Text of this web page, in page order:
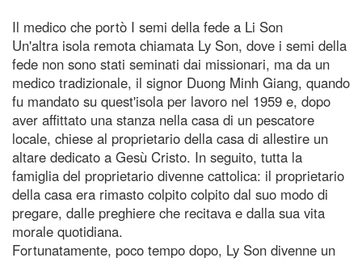
Il medico che portò I semi della fede a Li Son
Un'altra isola remota chiamata Ly Son, dove i semi della
fede non sono stati seminati dai missionari, ma da un
medico tradizionale, il signor Duong Minh Giang, quando
fu mandato su quest'isola per lavoro nel 1959 e, dopo
aver affittato una stanza nella casa di un pescatore
locale, chiese al proprietario della casa di allestire un
altare dedicato a Gesù Cristo. In seguito, tutta la
famiglia del proprietario divenne cattolica: il proprietario
della casa era rimasto colpito colpito dal suo modo di
pregare, dalle preghiere che recitava e dalla sua vita
morale quotidiana.
Fortunatamente, poco tempo dopo, Ly Son divenne un